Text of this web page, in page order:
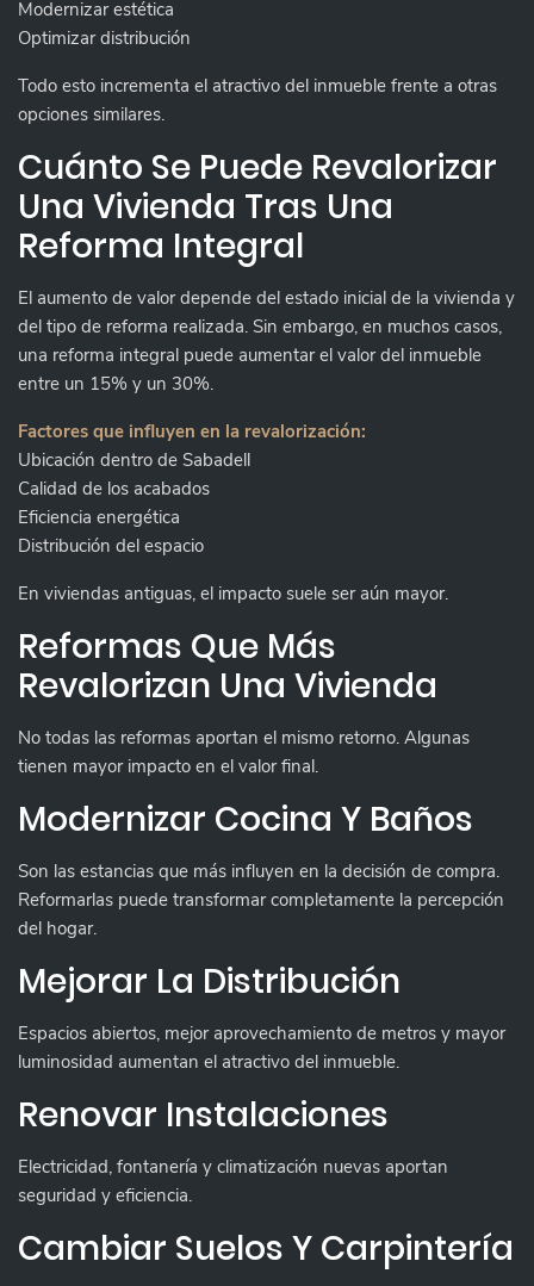
Modernizar estética
Optimizar distribución
Todo esto incrementa el atractivo del inmueble frente a otras
opciones similares.
Cuánto Se Puede Revalorizar
Una Vivienda Tras Una
Reforma Integral
El aumento de valor depende del estado inicial de la vivienda y
del tipo de reforma realizada. Sin embargo, en muchos casos,
una reforma integral puede aumentar el valor del inmueble
entre un 15% y un 30%.
Factores que influyen en la revalorización:
Ubicación dentro de Sabadell
Calidad de los acabados
Eficiencia energética
Distribución del espacio
En viviendas antiguas, el impacto suele ser aún mayor.
Reformas Que Más
Revalorizan Una Vivienda
No todas las reformas aportan el mismo retorno. Algunas
tienen mayor impacto en el valor final.
Modernizar Cocina Y Baños
Son las estancias que más influyen en la decisión de compra.
Reformarlas puede transformar completamente la percepción
del hogar.
Mejorar La Distribución
Espacios abiertos, mejor aprovechamiento de metros y mayor
luminosidad aumentan el atractivo del inmueble.
Renovar Instalaciones
Electricidad, fontanería y climatización nuevas aportan
seguridad y eficiencia.
Cambiar Suelos Y Carpintería